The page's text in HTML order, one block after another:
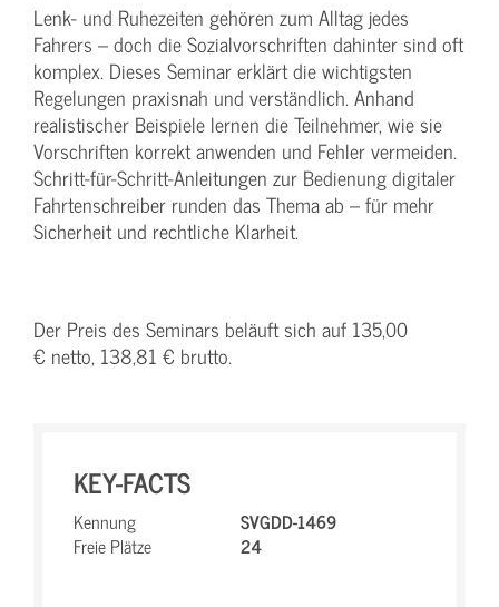
Lenk- und Ruhezeiten gehören zum Alltag jedes
Fahrers – doch die Sozialvorschriften dahinter sind oft
komplex. Dieses Seminar erklärt die wichtigsten
Regelungen praxisnah und verständlich. Anhand
realistischer Beispiele lernen die Teilnehmer, wie sie
Vorschriften korrekt anwenden und Fehler vermeiden.
Schritt-für-Schritt-Anleitungen zur Bedienung digitaler
Fahrtenschreiber runden das Thema ab – für mehr
Sicherheit und rechtliche Klarheit.
Der Preis des Seminars beläuft sich auf 135,00
€ netto, 138,81 € brutto.
KEY-FACTS
Kennung
SVGDD-1469
Freie Plätze
24